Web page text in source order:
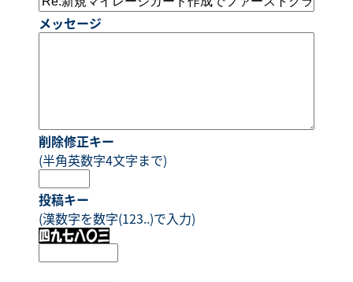
メッセージ
削除修正キー
(半角英数字4文字まで)
投稿キー
(漢数字を数字(123..)で入力)